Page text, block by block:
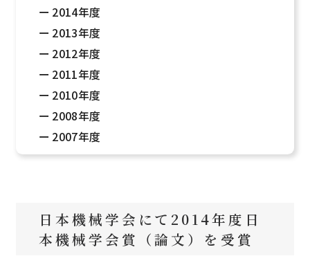
日本機械学会にて2014年度日
本機械学会賞（論文）を受賞
2014年度
2013年度
2012年度
2011年度
2010年度
2008年度
2007年度